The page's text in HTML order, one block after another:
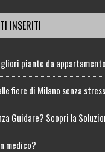
INSERITI
piante da appartamento
fiere di Milano senza stress
Guidare? Scopri la
medico?